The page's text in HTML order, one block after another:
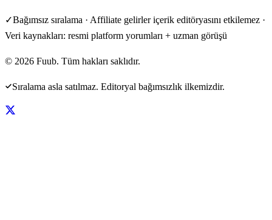
✓Bağımsız sıralama · Affiliate gelirler içerik editöryasını etkilemez ·
Veri kaynakları: resmi platform yorumları + uzman görüşü
© 2026 Fuub. Tüm hakları saklıdır.
Sıralama asla satılmaz. Editoryal bağımsızlık ilkemizdir.